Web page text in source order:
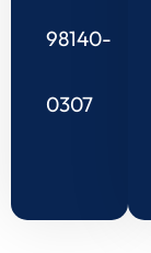
98140-
0307